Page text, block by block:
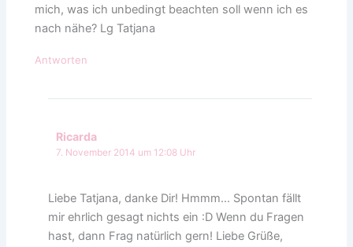
mich, was ich unbedingt beachten soll wenn ich es
nach nähe? Lg Tatjana
Antworten
Ricarda
7. November 2014 um 12:08 Uhr
Liebe Tatjana, danke Dir! Hmmm… Spontan fällt
mir ehrlich gesagt nichts ein :D Wenn du Fragen
hast, dann Frag natürlich gern! Liebe Grüße,